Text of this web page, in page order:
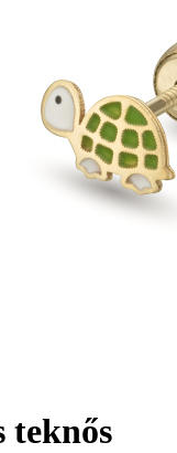
teknős